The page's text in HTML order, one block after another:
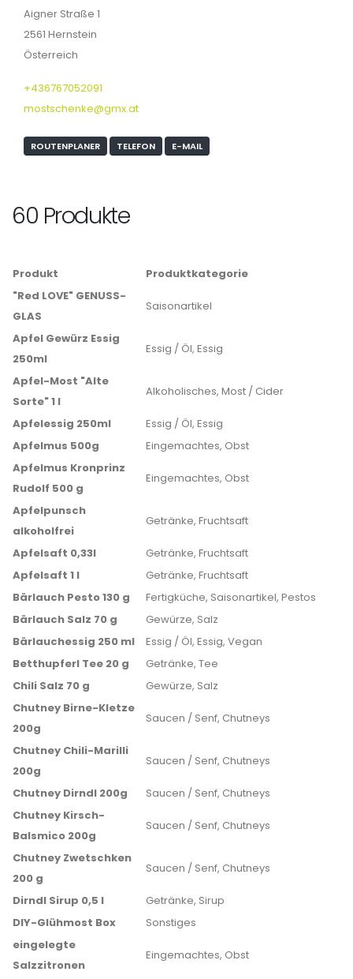
Aigner Straße 1
2561 Hernstein
Österreich
+436767052091
mostschenke@gmx.at
ROUTENPLANER TELEFON E-MAIL
60 Produkte
Produkt
Produktkategorie
"Red LOVE" GENUSS-
GLAS
Saisonartikel
Apfel Gewürz Essig
250ml
Essig / Öl, Essig
Apfel-Most "Alte
Sorte" 1 l
Alkoholisches, Most / Cider
Apfelessig 250ml
Essig / Öl, Essig
Apfelmus 500g
Eingemachtes, Obst
Apfelmus Kronprinz
Rudolf 500 g
Eingemachtes, Obst
Apfelpunsch
alkoholfrei
Getränke, Fruchtsaft
Apfelsaft 0,33l
Getränke, Fruchtsaft
Apfelsaft 1 l
Getränke, Fruchtsaft
Bärlauch Pesto 130 g
Fertigküche, Saisonartikel, Pestos
Bärlauch Salz 70 g
Gewürze, Salz
Bärlauchessig 250 ml
Essig / Öl, Essig, Vegan
Betthupferl Tee 20 g
Getränke, Tee
Chili Salz 70 g
Gewürze, Salz
Chutney Birne-Kletze
200g
Saucen / Senf, Chutneys
Chutney Chili-Marilli
200g
Saucen / Senf, Chutneys
Chutney Dirndl 200g
Saucen / Senf, Chutneys
Chutney Kirsch-
Balsmico 200g
Saucen / Senf, Chutneys
Chutney Zwetschken
200 g
Saucen / Senf, Chutneys
Dirndl Sirup 0,5 l
Getränke, Sirup
DIY-Glühmost Box
Sonstiges
eingelegte
Salzzitronen
Eingemachtes, Obst